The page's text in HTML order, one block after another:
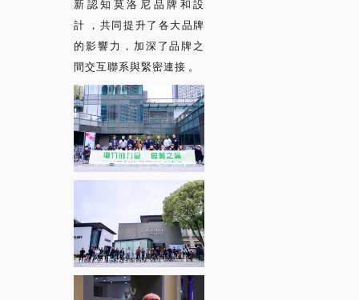
新認知莫洛尼品牌和設
計，共同提升了各大品牌
的影響力，加深了品牌之
間交互聯系與緊密連接。